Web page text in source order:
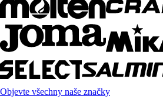
Objevte všechny naše značky